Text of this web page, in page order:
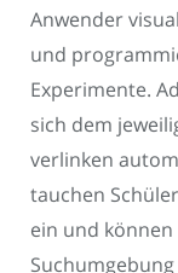
Anwender
und
Experimente.
sich dem
verlinken
tauchen
ein und